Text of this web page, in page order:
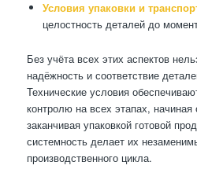
Условия упаковки и
целостность деталей до
Без учёта всех этих аспектов
надёжность и соответствие
Технические условия
контролю на всех этапах, начиная
заканчивая упаковкой готовой
системность делает их
производственного цикла.